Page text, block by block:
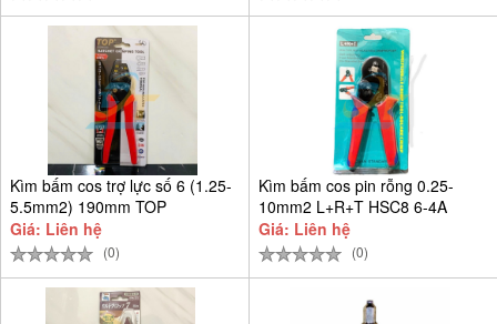
Kìm bấm cos trợ lực số 6 (1.25-
5.5mm2) 190mm TOP
Giá: Liên hệ
(0)
Kìm bấm cos pin rỗng 0.25-
10mm2 L+R+T HSC8 6-4A
Giá: Liên hệ
(0)